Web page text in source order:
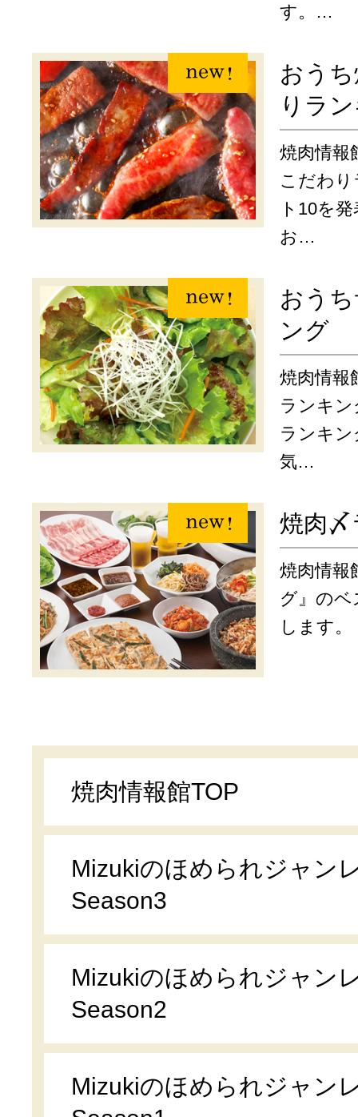
す。…
おう
りラ
焼肉情報
こだわ
ト10を
お…
おう
ング
焼肉情報
ランキン
ランキ
気…
焼肉
焼肉情報
グ』の
します
焼肉情報館TOP
Mizukiのほめられジャン
Season3
Mizukiのほめられジャン
Season2
Mizukiのほめられジャン